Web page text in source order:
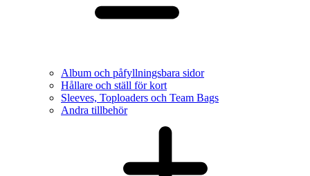
Album och påfyllningsbara sidor
Hållare och ställ för kort
Sleeves, Toploaders och Team Bags
Andra tillbehör